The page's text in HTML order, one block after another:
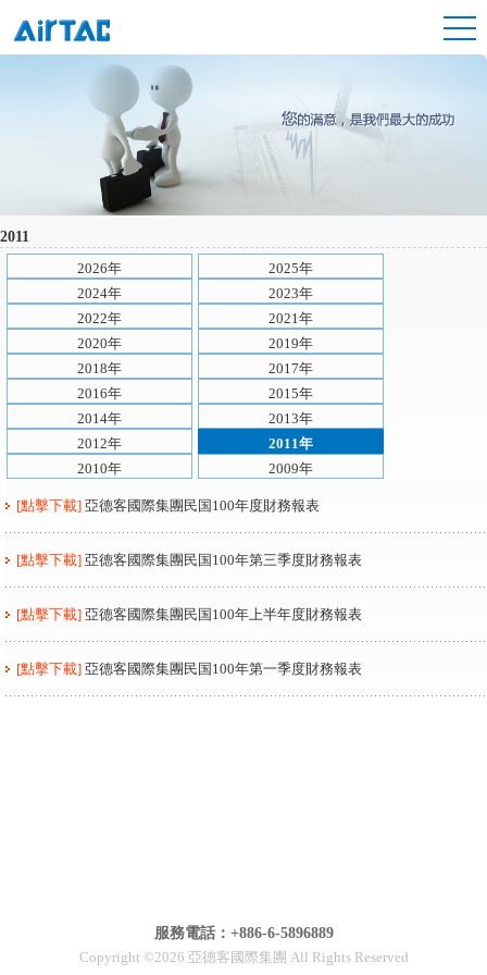
2011
2026年
2025年
2024年
2023年
2022年
2021年
2020年
2019年
2018年
2017年
2016年
2015年
2014年
2013年
2012年
2011年
2010年
2009年
[點擊下載] 亞德客國際集團民国100年度財務報表
[點擊下載] 亞德客國際集團民国100年第三季度財務報表
[點擊下載] 亞德客國際集團民国100年上半年度財務報表
[點擊下載] 亞德客國際集團民国100年第一季度財務報表
服務電話：+886-6-5896889
Copyright ©2026 亞德客國際集團 All Rights Reserved